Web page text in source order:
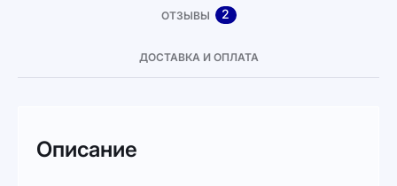
ОТЗЫВЫ 2
ДОСТАВКА И ОПЛАТА
Описание